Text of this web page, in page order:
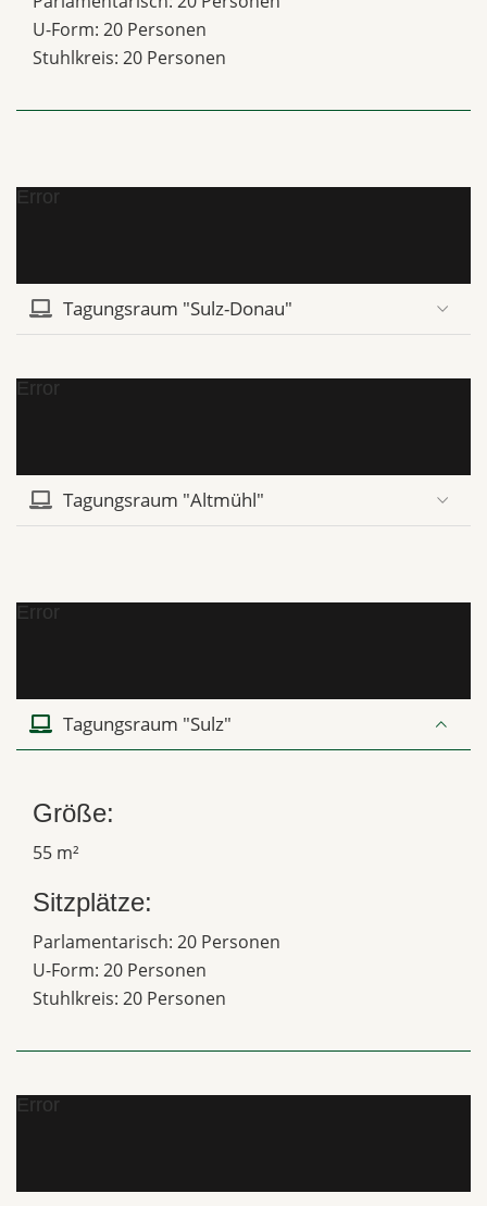
U-Form: 20 Personen
Stuhlkreis: 20 Personen
Error
Tagungsraum "Sulz-Donau"
Error
Tagungsraum "Altmühl"
Error
Tagungsraum "Sulz"
Größe:
55 m²
Sitzplätze:
Parlamentarisch: 20 Personen
U-Form: 20 Personen
Stuhlkreis: 20 Personen
Error